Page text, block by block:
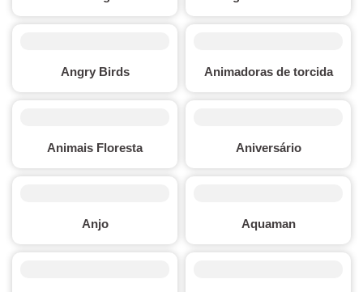
Angry Birds Animadoras de torcida
Animais Floresta Aniversário
Anjo Aquaman